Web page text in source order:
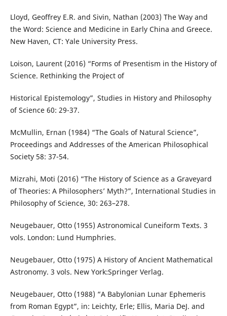
Lloyd, Geoffrey E.R. and Sivin, Nathan (2003) The Way and
the Word: Science and Medicine in Early China and Greece.
New Haven, CT: Yale University Press.
Loison, Laurent (2016) “Forms of Presentism in the History of
Science. Rethinking the Project of
Historical Epistemology”, Studies in History and Philosophy
of Science 60: 29-37.
McMullin, Ernan (1984) “The Goals of Natural Science”,
Proceedings and Addresses of the American Philosophical
Society 58: 37-54.
Mizrahi, Moti (2016) “The History of Science as a Graveyard
of Theories: A Philosophers’ Myth?”, International Studies in
Philosophy of Science, 30: 263–278.
Neugebauer, Otto (1955) Astronomical Cuneiform Texts. 3
vols. London: Lund Humphries.
Neugebauer, Otto (1975) A History of Ancient Mathematical
Astronomy. 3 vols. New York:Springer Verlag.
Neugebauer, Otto (1988) “A Babylonian Lunar Ephemeris
from Roman Egypt”, in: Leichty, Erle; Ellis, Maria DeJ. and